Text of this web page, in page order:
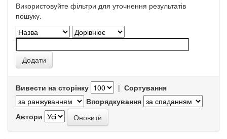
Використовуйте фільтри для уточнення результатів
пошуку.
Вивести на сторінку | Сортування
Впорядкування
Автори